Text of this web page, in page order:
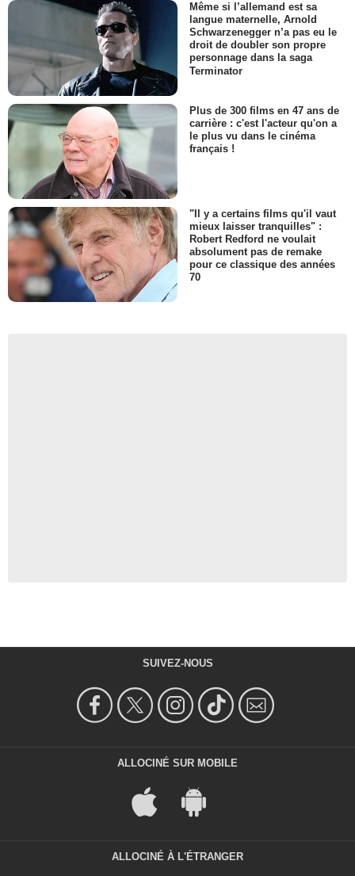
Même si l’allemand est sa
langue maternelle, Arnold
Schwarzenegger n’a pas eu le
droit de doubler son propre
personnage dans la saga
Terminator
Plus de 300 films en 47 ans de
carrière : c'est l'acteur qu'on a
le plus vu dans le cinéma
français !
"Il y a certains films qu'il vaut
mieux laisser tranquilles" :
Robert Redford ne voulait
absolument pas de remake
pour ce classique des années
70
SUIVEZ-NOUS
ALLOCINÉ SUR MOBILE
ALLOCINÉ À L'ÉTRANGER